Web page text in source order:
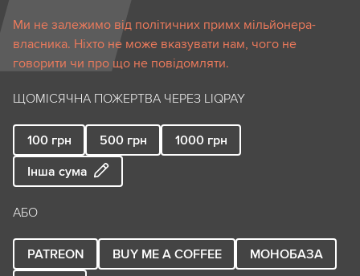
Ми не залежимо від політичних примх мільйонера-
власника. Ніхто не може вказувати нам, чого не
говорити чи про що не повідомляти.
ЩОМІСЯЧНА ПОЖЕРТВА ЧЕРЕЗ LIQPAY
100 грн 500 грн 1000 грн
Інша сума
АБО
PATREON BUY ME A COFFEE
МОНОБАЗА